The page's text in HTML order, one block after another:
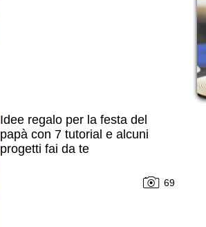
Idee regalo per la festa del
papà con 7 tutorial e alcuni
progetti fai da te
69